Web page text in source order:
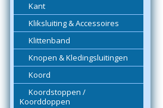
Kant
Kliksluiting & Accessoires
Klittenband
Knopen & Kledingsluitingen
Koord
Koordstoppen /
Koorddoppen